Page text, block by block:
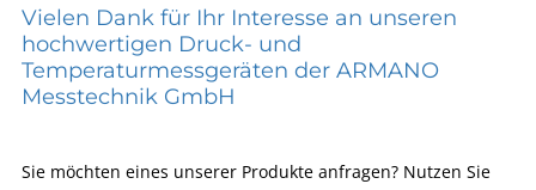
Vielen Dank für Ihr Interesse an unseren
hochwertigen Druck- und
Temperaturmessgeräten der ARMANO
Messtechnik GmbH
Sie möchten eines unserer Produkte anfragen? Nutzen Sie